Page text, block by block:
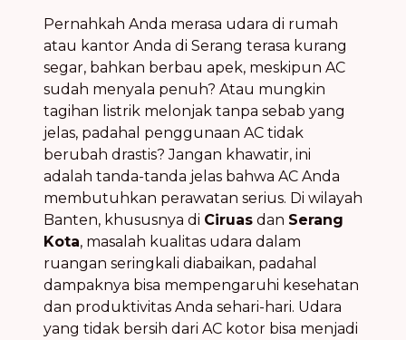
Pernahkah Anda merasa udara di rumah
atau kantor Anda di Serang terasa kurang
segar, bahkan berbau apek, meskipun AC
sudah menyala penuh? Atau mungkin
tagihan listrik melonjak tanpa sebab yang
jelas, padahal penggunaan AC tidak
berubah drastis? Jangan khawatir, ini
adalah tanda-tanda jelas bahwa AC Anda
membutuhkan perawatan serius. Di wilayah
Banten, khususnya di Ciruas dan Serang
Kota, masalah kualitas udara dalam
ruangan seringkali diabaikan, padahal
dampaknya bisa mempengaruhi kesehatan
dan produktivitas Anda sehari-hari. Udara
yang tidak bersih dari AC kotor bisa menjadi